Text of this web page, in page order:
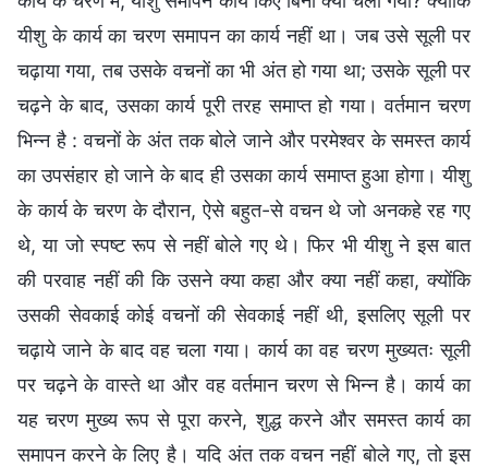
यीशु के कार्य का चरण समापन का कार्य नहीं था। जब उसे सूली पर
चढ़ाया गया, तब उसके वचनों का भी अंत हो गया था; उसके सूली पर
चढ़ने के बाद, उसका कार्य पूरी तरह समाप्त हो गया। वर्तमान चरण
भिन्न है : वचनों के अंत तक बोले जाने और परमेश्वर के समस्त कार्य
का उपसंहार हो जाने के बाद ही उसका कार्य समाप्त हुआ होगा। यीशु
के कार्य के चरण के दौरान, ऐसे बहुत-से वचन थे जो अनकहे रह गए
थे, या जो स्पष्ट रूप से नहीं बोले गए थे। फिर भी यीशु ने इस बात
की परवाह नहीं की कि उसने क्या कहा और क्या नहीं कहा, क्योंकि
उसकी सेवकाई कोई वचनों की सेवकाई नहीं थी, इसलिए सूली पर
चढ़ाये जाने के बाद वह चला गया। कार्य का वह चरण मुख्यतः सूली
पर चढ़ने के वास्ते था और वह वर्तमान चरण से भिन्न है। कार्य का
यह चरण मुख्य रूप से पूरा करने, शुद्ध करने और समस्त कार्य का
समापन करने के लिए है। यदि अंत तक वचन नहीं बोले गए, तो इस